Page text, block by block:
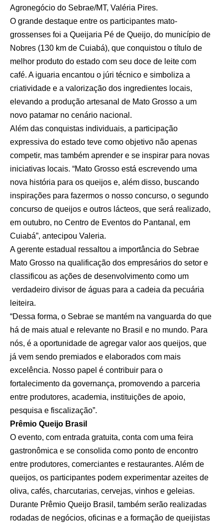
Agronegócio do Sebrae/MT, Valéria Pires.
O grande destaque entre os participantes mato-
grossenses foi a Queijaria Pé de Queijo, do município de
Nobres (130 km de Cuiabá), que conquistou o título de
melhor produto do estado com seu doce de leite com
café. A iguaria encantou o júri técnico e simboliza a
criatividade e a valorização dos ingredientes locais,
elevando a produção artesanal de Mato Grosso a um
novo patamar no cenário nacional.
Além das conquistas individuais, a participação
expressiva do estado teve como objetivo não apenas
competir, mas também aprender e se inspirar para novas
iniciativas locais. “Mato Grosso está escrevendo uma
nova história para os queijos e, além disso, buscando
inspirações para fazermos o nosso concurso, o segundo
concurso de queijos e outros lácteos, que será realizado,
em outubro, no Centro de Eventos do Pantanal, em
Cuiabá”, antecipou Valeria.
A gerente estadual ressaltou a importância do Sebrae
Mato Grosso na qualificação dos empresários do setor e
classificou as ações de desenvolvimento como um
verdadeiro divisor de águas para a cadeia da pecuária
leiteira.
“Dessa forma, o Sebrae se mantém na vanguarda do que
há de mais atual e relevante no Brasil e no mundo. Para
nós, é a oportunidade de agregar valor aos queijos, que
já vem sendo premiados e elaborados com mais
excelência. Nosso papel é contribuir para o
fortalecimento da governança, promovendo a parceria
entre produtores, academia, instituições de apoio,
pesquisa e fiscalização”.
Prêmio Queijo Brasil
O evento, com entrada gratuita, conta com uma feira
gastronômica e se consolida como ponto de encontro
entre produtores, comerciantes e restaurantes. Além de
queijos, os participantes podem experimentar azeites de
oliva, cafés, charcutarias, cervejas, vinhos e geleias.
Durante Prêmio Queijo Brasil, também serão realizadas
rodadas de negócios, oficinas e a formação de queijistas